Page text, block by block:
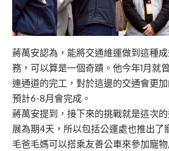
蔣萬安認為，能將交通維運做到這種
務，可以算是一個奇蹟。他今年1月就
連通道的完工，對於這邊的交通會更
預計6-8月會完成。
蔣萬安提到，接下來的挑戰就是這次
展為期4天，所以包括公運處也推出了
毛爸毛媽可以搭乘友善公車來參加寵